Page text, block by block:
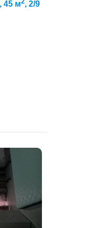
45 м , 2/9